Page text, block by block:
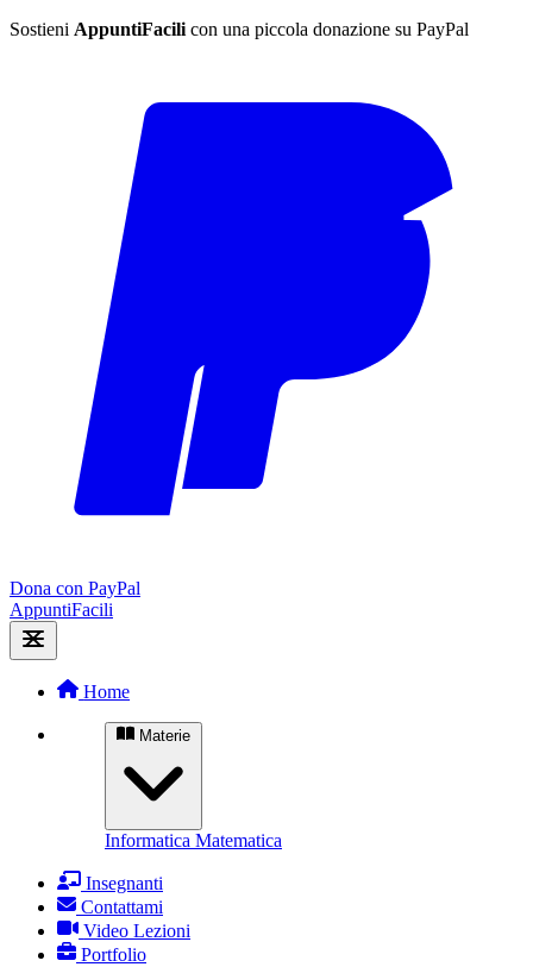
Sostieni AppuntiFacili con una piccola donazione su PayPal
Dona con PayPal
AppuntiFacili
Home
Materie
Informatica Matematica
Insegnanti
Contattami
Video Lezioni
Portfolio